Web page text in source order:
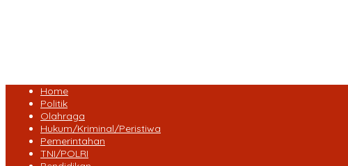
Home
Politik
Olahraga
Hukum/Kriminal/Peristiwa
Pemerintahan
TNI/POLRI